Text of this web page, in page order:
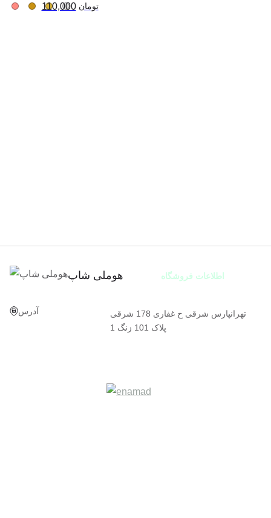
110,000 تومان
هوملی شاپ اطلاعات فروشگاه
آدرس
تهرانپارس شرقی خ غفاری 178 شرقی
پلاک 101 زنگ 1